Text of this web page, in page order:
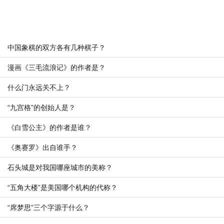
中国象棋的双方各有几种棋子？
漫画《三毛流浪记》的作者是？
什么门永远关不上？
“九宫格”的创始人是？
《白雪公主》的作者是谁？
《奥赛罗》出自谁手？
石头城是对我国哪座城市的美称？
“五角大楼”是美国哪个机构的代称？
“席梦思”三个字源于什么？